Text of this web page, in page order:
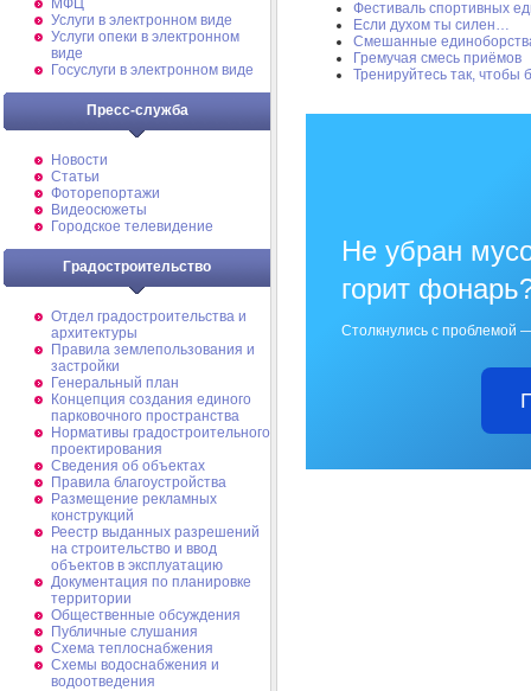
МФЦ
Услуги в электронном виде
Услуги опеки в электронном
виде
Госуслуги в электронном виде
Пресс-служба
Новости
Статьи
Фоторепортажи
Видеосюжеты
Городское телевидение
Градостроительство
Отдел градостроительства и
архитектуры
Правила землепользования и
застройки
Генеральный план
Концепция создания единого
парковочного пространства
Нормативы градостроительного
проектирования
Сведения об объектах
Правила благоустройства
Размещение рекламных
конструкций
Реестр выданных разрешений
на строительство и ввод
объектов в эксплуатацию
Документация по планировке
территории
Общественные обсуждения
Публичные слушания
Схема теплоснабжения
Схемы водоснабжения и
водоотведения
Фестиваль спортивных
Если духом ты силен…
Смешанные
Гремучая смесь приёмов
Тренируйтесь так, чтобы
Не убран
горит
Столкнулись с проблемой